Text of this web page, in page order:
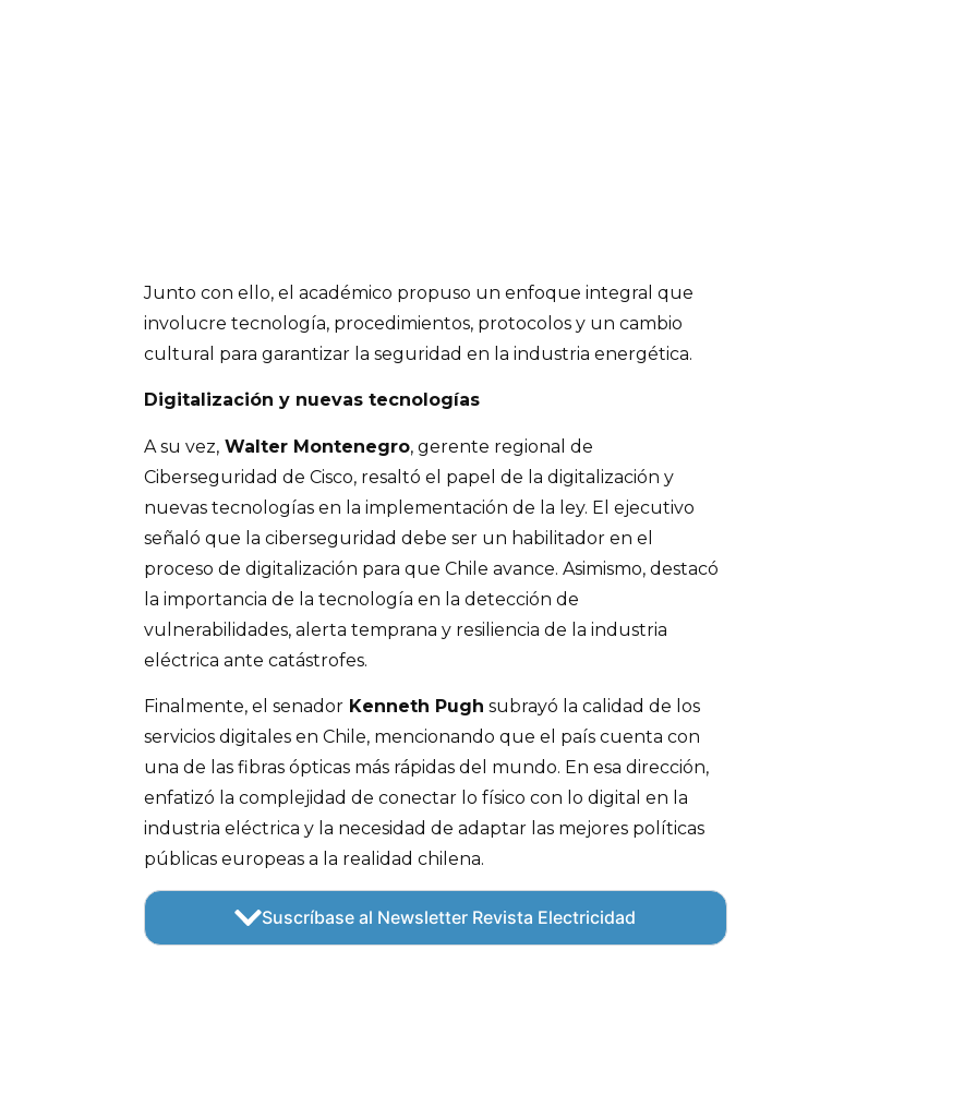
Junto con ello, el académico propuso un enfoque integral que
involucre tecnología, procedimientos, protocolos y un cambio
cultural para garantizar la seguridad en la industria energética.
Digitalización y nuevas tecnologías
A su vez, Walter Montenegro, gerente regional de
Ciberseguridad de Cisco, resaltó el papel de la digitalización y
nuevas tecnologías en la implementación de la ley. El ejecutivo
señaló que la ciberseguridad debe ser un habilitador en el
proceso de digitalización para que Chile avance. Asimismo, destacó
la importancia de la tecnología en la detección de
vulnerabilidades, alerta temprana y resiliencia de la industria
eléctrica ante catástrofes.
Finalmente, el senador Kenneth Pugh subrayó la calidad de los
servicios digitales en Chile, mencionando que el país cuenta con
una de las fibras ópticas más rápidas del mundo. En esa dirección,
enfatizó la complejidad de conectar lo físico con lo digital en la
industria eléctrica y la necesidad de adaptar las mejores políticas
públicas europeas a la realidad chilena.
Suscríbase al Newsletter Revista Electricidad